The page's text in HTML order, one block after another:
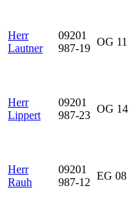
Herr
Lautner
09201
987-19
OG 11
Herr
Lippert
09201
987-23
OG 14
Herr
Rauh
09201
987-12
EG 08